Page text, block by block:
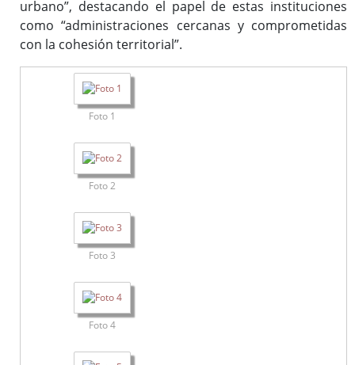
urbano”, destacando el papel de estas instituciones
como “administraciones cercanas y comprometidas
con la cohesión territorial”.
Foto 1
Foto 2
Foto 3
Foto 4